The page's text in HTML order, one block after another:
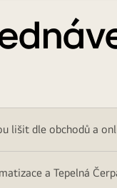
lišit dle obchodů a
a Tepelná